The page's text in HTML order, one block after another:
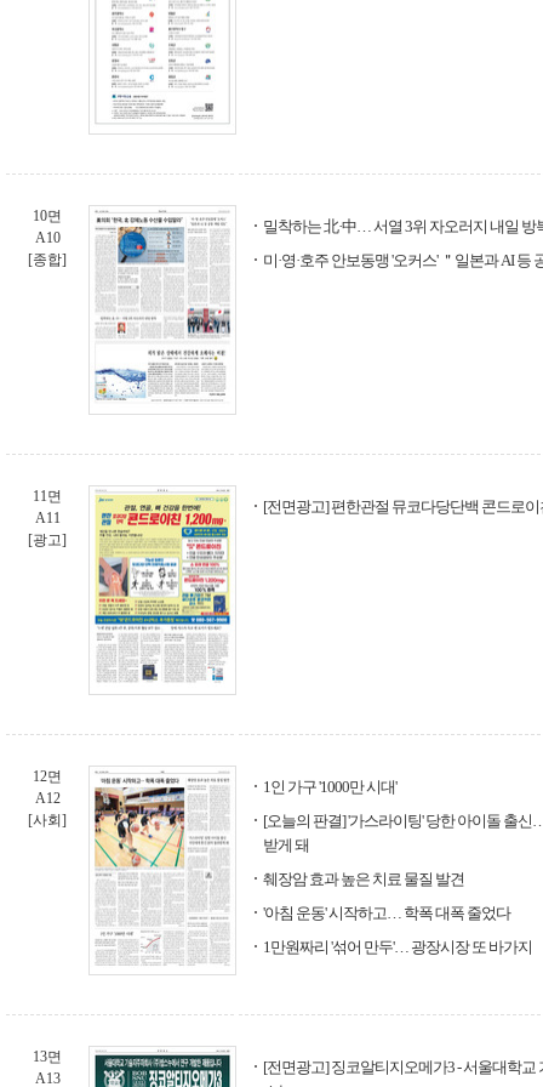
10면
A10
[종합]
밀착하는 北·中… 서열 3위 자오러지 내일 방
미·영·호주 안보동맹 '오커스' ＂일본과 AI 등
11면
A11
[광고]
[전면광고] 편한관절 뮤코다당단백 콘드로이
12면
A12
[사회]
1인 가구 '1000만 시대'
[오늘의 판결] '가스라이팅' 당한 아이돌 출신
받게 돼
췌장암 효과 높은 치료 물질 발견
'아침 운동' 시작하고… 학폭 대폭 줄었다
1만원짜리 '섞어 만두'… 광장시장 또 바가지
13면
A13
[전면광고] 징코알티지오메가3 - 서울대학교